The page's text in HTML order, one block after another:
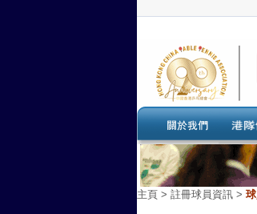
主頁 > 註冊球員資訊 >